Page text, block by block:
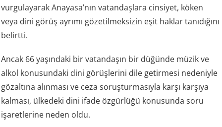
vurgulayarak Anayasa’nın vatandaşlara cinsiyet, köken
veya dini görüş ayrımı gözetilmeksizin eşit haklar tanıdığını
belirtti.
Ancak 66 yaşındaki bir vatandaşın bir düğünde müzik ve
alkol konusundaki dini görüşlerini dile getirmesi nedeniyle
gözaltına alınması ve ceza soruşturmasıyla karşı karşıya
kalması, ülkedeki dini ifade özgürlüğü konusunda soru
işaretlerine neden oldu.